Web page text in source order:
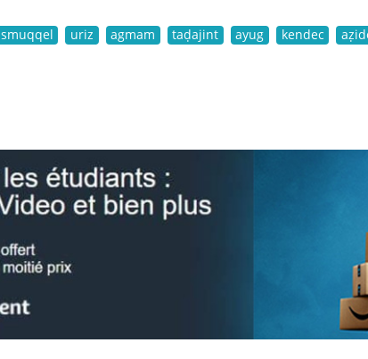
smuqqel uriz agmam taḍajint ayug kendec